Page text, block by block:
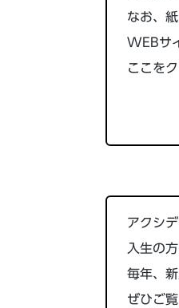
なお、
WEBサ
ここを
アクシ
入生の方
毎年、
ぜひご覧